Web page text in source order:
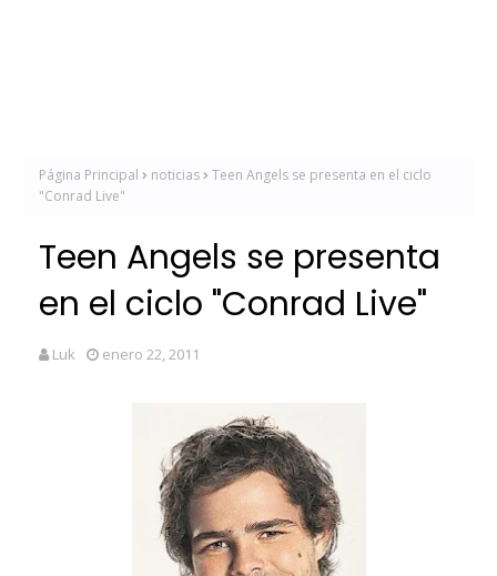
Página Principal noticias
Teen Angels se presenta en el ciclo
"Conrad Live"
Teen Angels se presenta
en el ciclo "Conrad Live"
Luk enero 22, 2011